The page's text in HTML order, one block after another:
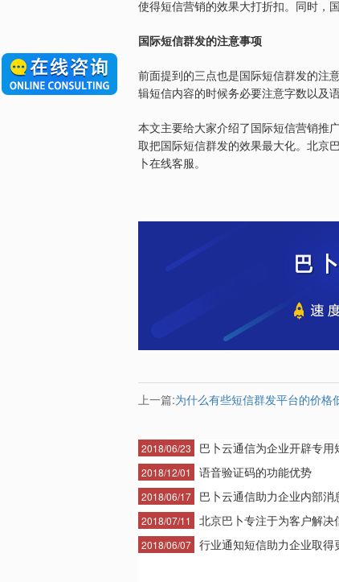
使得短信营销的效果大打折扣。同时，
国际短信群发的注意事项
前面提到的三点也是国际短信群发的注
辑短信内容的时候务必要注意字数以及
本文主要给大家介绍了国际短信营销推
取把国际短信群发的效果最大化。北京
卜在线客服。
上一篇:为什么有些短信群发平台的价格
2018/06/23 巴卜云通信为企业开辟专用
2018/12/01 语音验证码的功能优势
2018/06/17 巴卜云通信助力企业内部消
2018/07/11 北京巴卜专注于为客户解决
2018/06/07 行业通知短信助力企业取得